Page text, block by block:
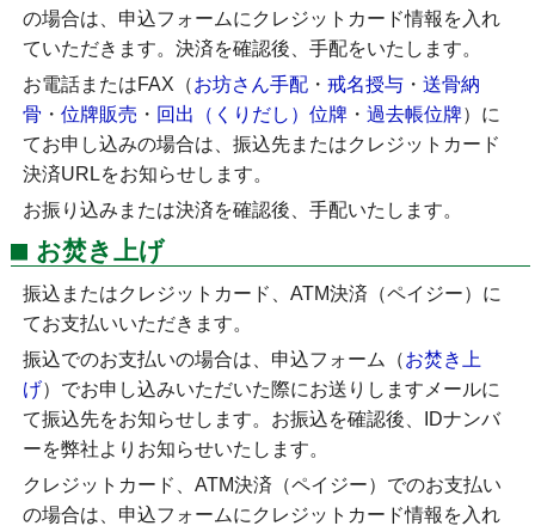
の場合は、申込フォームにクレジットカード情報を入れ
ていただきます。決済を確認後、手配をいたします。
お電話またはFAX（お坊さん手配 ・戒名授与 ・送骨納
骨 ・位牌販売 ・ 回出（くりだし）位牌 ・過去帳位牌）に
てお申し込みの場合は、振込先またはクレジットカード
決済URLをお知らせします。
お振り込みまたは決済を確認後、手配いたします。
お焚き上げ
振込またはクレジットカード、ATM決済（ペイジー）に
てお支払いいただきます。
振込でのお支払いの場合は、申込フォーム（お焚き上
げ）でお申し込みいただいた際にお送りしますメールに
て振込先をお知らせします。お振込を確認後、IDナンバ
ーを弊社よりお知らせいたします。
クレジットカード、ATM決済（ペイジー）でのお支払い
の場合は、申込フォームにクレジットカード情報を入れ